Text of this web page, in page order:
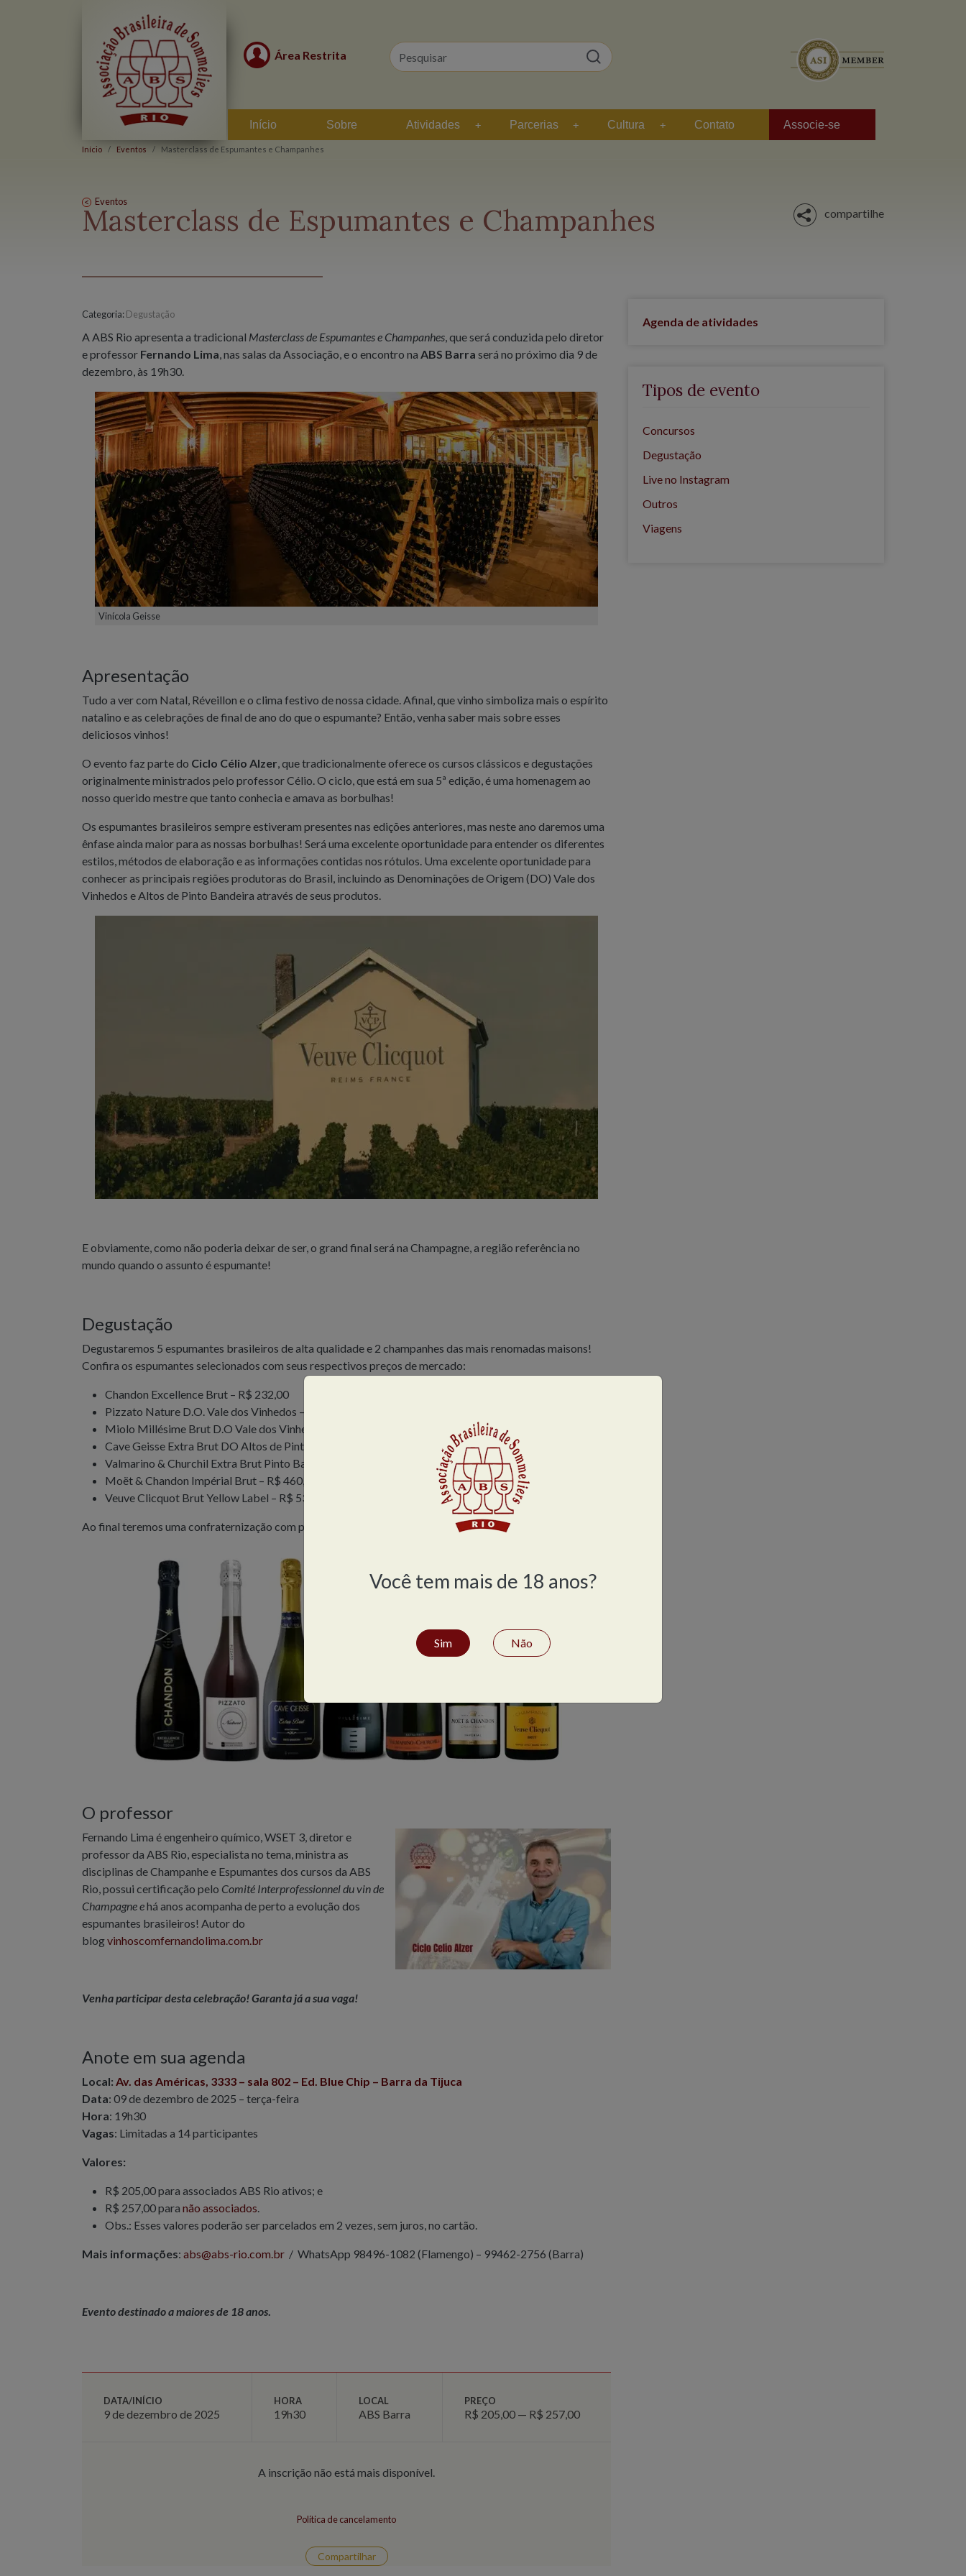
Área Restrita
Início Sobre Atividades Parcerias Cultura Contato Associe-se
Início Eventos Masterclass de Espumantes e Champanhes
compartilhe
Eventos
Masterclass de Espumantes e Champanhes
Categoria:Degustação
A ABS Rio apresenta a tradicional Masterclass de Espumantes e Champanhes , que será conduzida pelo diretor
e professor Fernando Lima , nas salas da Associação, e o encontro na ABS Barra será no próximo dia 9 de
dezembro, às 19h30.
Vinícola Geisse
Apresentação
Tudo a ver com Natal, Réveillon e o clima festivo de nossa cidade. Afinal, que vinho simboliza mais o espírito
natalino e as celebrações de final de ano do que o espumante? Então, venha saber mais sobre esses
deliciosos vinhos!
O evento faz parte do Ciclo Célio Alzer , que tradicionalmente oferece os cursos clássicos e degustações
originalmente ministrados pelo professor Célio. O ciclo, que está em sua 5ª edição, é uma homenagem ao
nosso querido mestre que tanto conhecia e amava as borbulhas!
Os espumantes brasileiros sempre estiveram presentes nas edições anteriores, mas neste ano daremos uma
ênfase ainda maior para as nossas borbulhas! Será uma excelente oportunidade para entender os diferentes
estilos, métodos de elaboração e as informações contidas nos rótulos. Uma excelente oportunidade para
conhecer as principais regiões produtoras do Brasil, incluindo as Denominações de Origem (DO) Vale dos
Vinhedos e Altos de Pinto Bandeira através de seus produtos.
E obviamente, como não poderia deixar de ser, o grand final será na Champagne, a região referência no
mundo quando o assunto é espumante!
Degustação
Degustaremos 5 espumantes brasileiros de alta qualidade e 2 champanhes das mais renomadas maisons!
Confira os espumantes selecionados com seus respectivos preços de mercado:
Chandon Excellence Brut – R$ 232,00
Pizzato Nature D.O. Vale dos Vinhedos – R$ 192,00
Miolo Millésime Brut D.O Vale dos Vinhedos – R$ 169,00
Cave Geisse Extra Brut DO Altos de Pinto Bandeira – R$ 215,00
Valmarino & Churchil Extra Brut Pinto Bandeira – R$ 213,00
Moët & Chandon Impérial Brut – R$ 460,00
Veuve Clicquot Brut Yellow Label – R$ 530,00
Ao final teremos uma confraternização com petiscos e Chandon Extra Brut Blanc de Noir!
O professor
Fernando Lima é engenheiro químico, WSET 3, diretor e
professor da ABS Rio, especialista no tema, ministra as
disciplinas de Champanhe e Espumantes dos cursos da ABS
Rio, possui certificação pelo Comité Interprofessionnel du vin de
Champagne ehá anos acompanha de perto a evolução dos
espumantes brasileiros! Autor do
blogvinhoscomfernandolima.com.br
Venha participar desta celebração! Garanta já a sua vaga!
Anote em sua agenda
Local: Av. das Américas, 3333 – sala 802 – Ed. Blue Chip – Barra da Tijuca
Data: 09 de dezembro de 2025 – terça-feira
Hora: 19h30
Vagas: Limitadas a 14 participantes
Valores:
R$ 205,00 para associados ABS Rio ativos; e
R$ 257,00 para não associados
Obs.: Esses valores poderão ser parcelados em 2 vezes, sem juros, no cartão.
Mais informações: abs@abs-rio.com.br / WhatsApp 98496-1082 (Flamengo) – 99462-2756 (Barra)
Evento destinado a maiores de 18 anos
DATA/INÍCIO
9 de dezembro de 2025
HORA
19h30
LOCAL
ABS Barra
PREÇO
R$ 205,00 — R$ 257,00
A inscrição não está mais disponível.
Política de cancelamento
Compartilhar
Agenda de atividades
Tipos de evento
Concursos
Degustação
Live no Instagram
Outros
Viagens
Você tem mais de 18 anos?
Sim Não